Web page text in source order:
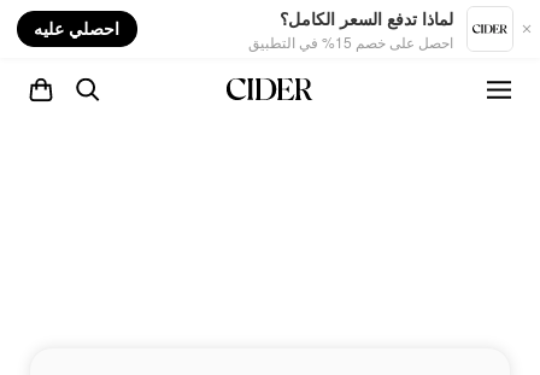
لماذا تدفع السعر الكامل؟
احصل على خصم 15% في التطبيق
احصلي عليه